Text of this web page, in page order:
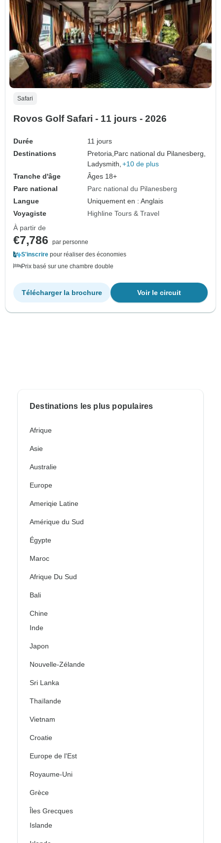
Safari
Rovos Golf Safari - 11 jours - 2026
Durée
11 jours
Destinations
Pretoria, Parc national du Pilanesberg,
Ladysmith, +10 de plus
Tranche d'âge
Âges 18+
Parc national
Parc national du Pilanesberg
Langue
Uniquement en : Anglais
Voyagiste
Highline Tours & Travel
À partir de
€7,786
par personne
S'inscrire pour réaliser des économies
Prix basé sur une chambre double
Voir le circuit
Télécharger la brochure
Destinations les plus populaires
Afrique
Asie
Australie
Europe
Ameriqie Latine
Amérique du Sud
Égypte
Maroc
Afrique Du Sud
Bali
Chine
Inde
Japon
Nouvelle-Zélande
Sri Lanka
Thaïlande
Vietnam
Croatie
Europe de l'Est
Royaume-Uni
Grèce
Îles Grecques
Islande